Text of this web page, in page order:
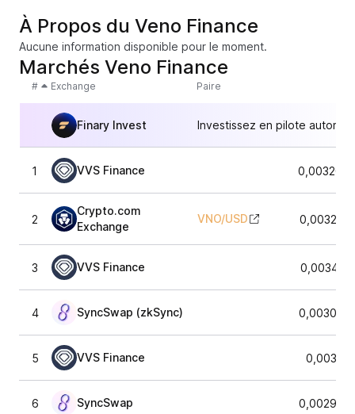
À Propos du Veno Finance
Aucune information disponible pour le moment.
Marchés Veno Finance
# Exchange Paire
Finary Invest Investissez en pilote
1 VVS Finance
2
Crypto.com
Exchange
VNO/USD
3 VVS Finance
4 SyncSwap (zkSync)
5 VVS Finance
6 SyncSwap